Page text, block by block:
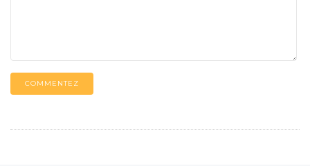
COMMENTEZ